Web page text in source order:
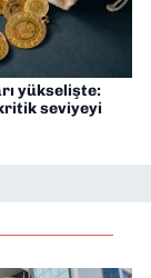
yükselişte:
seviyeyi